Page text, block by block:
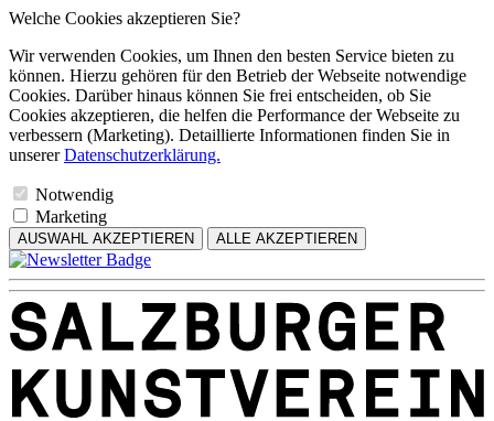
Welche Cookies akzeptieren Sie?
Wir verwenden Cookies, um Ihnen den besten Service bieten zu
können. Hierzu gehören für den Betrieb der Webseite notwendige
Cookies. Darüber hinaus können Sie frei entscheiden, ob Sie
Cookies akzeptieren, die helfen die Performance der Webseite zu
verbessern (Marketing). Detaillierte Informationen finden Sie in
unsererDatenschutzerklärung.
Notwendig
Marketing
AUSWAHL AKZEPTIEREN ALLE AKZEPTIEREN